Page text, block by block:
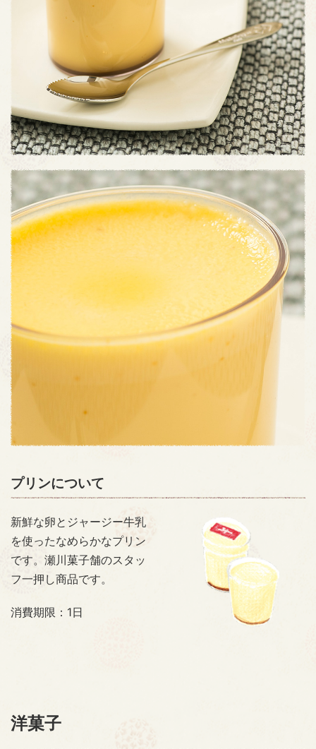
プリンについて
新鮮な卵とジャージー牛乳
を使ったなめらかなプリン
です。瀬川菓子舗のスタッ
フ一押し商品です。
消費期限：1日
洋菓子